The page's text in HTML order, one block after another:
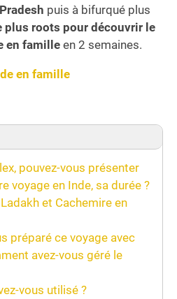
puis à bifurqué plus
plus roots pour découvrir le
en famille en 2 semaines.
en famille
pouvez-vous présenter
voyage en Inde, sa durée ?
et Cachemire en
préparé ce voyage avec
avez-vous géré le
vous utilisé ?